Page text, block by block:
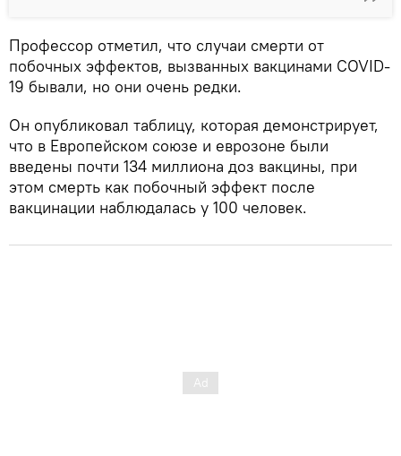
Профессор отметил, что случаи смерти от
побочных эффектов, вызванных вакцинами COVID-
19 бывали, но они очень редки.
Он опубликовал таблицу, которая демонстрирует,
что в Европейском союзе и еврозоне были
введены почти 134 миллиона доз вакцины, при
этом смерть как побочный эффект после
вакцинации наблюдалась у 100 человек.